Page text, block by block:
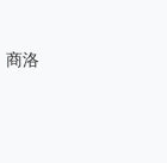
商洛